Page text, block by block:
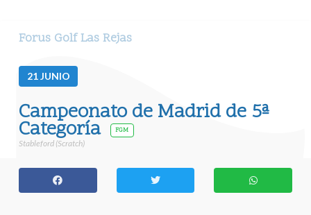
Forus Golf Las Rejas
21JUNIO
Campeonato de Madrid de 5ª
Categoría FGM
Stableford (Scratch)